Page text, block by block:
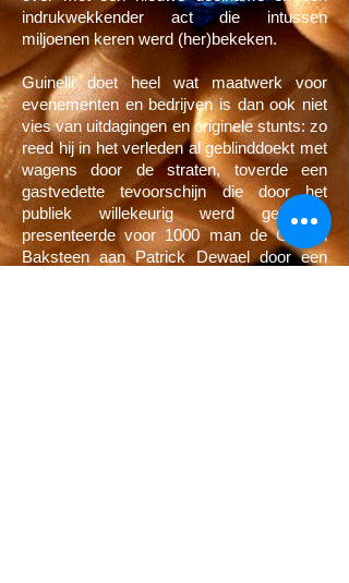
indrukwekkender act die intussen
miljoenen keren werd (her)bekeken.
Guinelli doet heel wat maatwerk voor
evenementen en bedrijven is dan ook niet
vies van uitdagingen en originele stunts: zo
reed hij in het verleden al geblinddoekt met
wagens door de straten, toverde een
gastvedette tevoorschijn die door het
publiek willekeurig werd gekozen,
presenteerde voor 1000 man de Glazen
Baksteen aan Patrick Dewael door een